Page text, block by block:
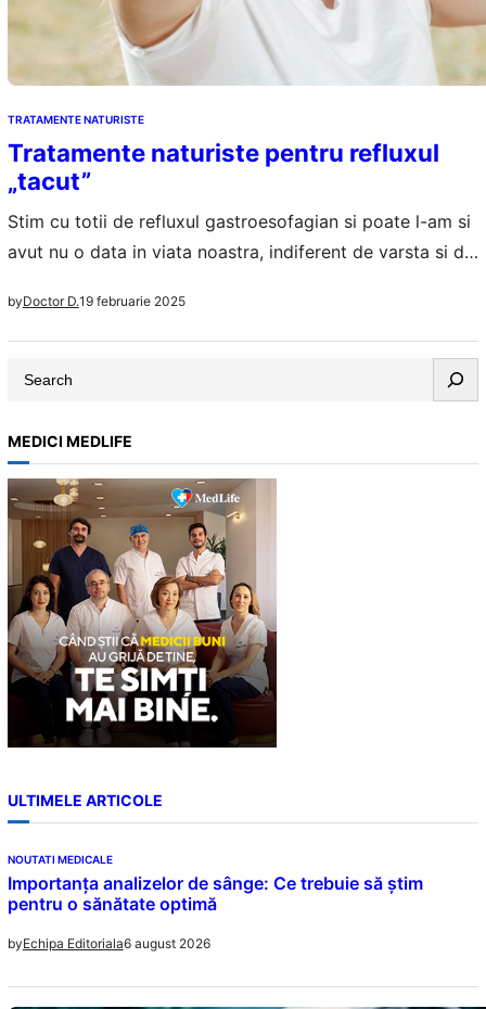
TRATAMENTE NATURISTE
Tratamente naturiste pentru refluxul
„tacut”
Stim cu totii de refluxul gastroesofagian si poate l-am si
avut nu o data in viata noastra, indiferent de varsta si de
problema din nastere, la altii apare pe parcursul vietii. Un
tip mai putin comun de reflux acid este refluxul „tacut”, o
afectiune intalnita din…
byDoctor D.19 februarie 2025
a
r
c
h
MEDICI MEDLIFE
ULTIMELE ARTICOLE
NOUTATI MEDICALE
Importanța analizelor de sânge: Ce trebuie să știm
pentru o sănătate optimă
byEchipa Editoriala6 august 2026